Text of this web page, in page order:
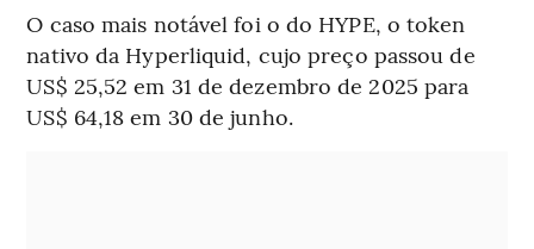
O caso mais notável foi o do HYPE, o token
nativo da Hyperliquid, cujo preço passou de
US$ 25,52 em 31 de dezembro de 2025 para
US$ 64,18 em 30 de junho.